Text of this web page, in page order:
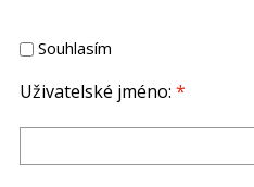
Souhlasím
Uživatelské jméno: *